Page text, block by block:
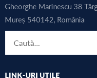
Gheorghe Marinescu 38
Mureș 540142, România
LINK-URI UTILE